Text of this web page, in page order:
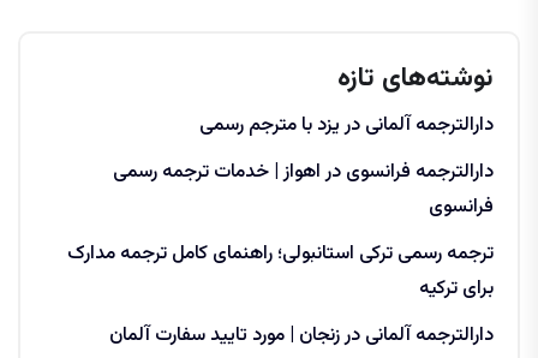
نوشته‌های تازه
دارالترجمه آلمانی در یزد با مترجم رسمی
دارالترجمه فرانسوی در اهواز | خدمات ترجمه رسمی
فرانسوی
ترجمه رسمی ترکی استانبولی؛ راهنمای کامل ترجمه مدارک
برای ترکیه
دارالترجمه آلمانی در زنجان | مورد تایید سفارت آلمان